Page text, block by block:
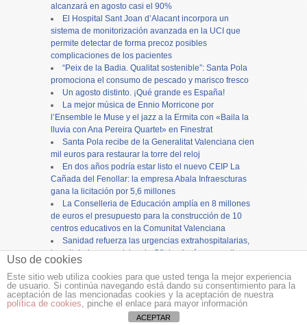
alcanzará en agosto casi el 90%
El Hospital Sant Joan d’Alacant incorpora un
sistema de monitorización avanzada en la UCI que
permite detectar de forma precoz posibles
complicaciones de los pacientes
“Peix de la Badia. Qualitat sostenible”: Santa Pola
promociona el consumo de pescado y marisco fresco
Un agosto distinto. ¡Qué grande es España!
La mejor música de Ennio Morricone por
l’Ensemble le Muse y el jazz a la Ermita con «Baila la
lluvia con Ana Pereira Quartet» en Finestrat
Santa Pola recibe de la Generalitat Valenciana cien
mil euros para restaurar la torre del reloj
En dos años podría estar listo el nuevo CEIP La
Cañada del Fenollar: la empresa Abala Infraescturas
gana la licitación por 5,6 millones
La Conselleria de Educación amplía en 8 millones
de euros el presupuesto para la construcción de 10
centros educativos en la Comunitat Valenciana
Sanidad refuerza las urgencias extrahospitalarias,
hospitalarias y servicios de Oftalmología con motivo
del eclipse solar
Copyright ©12tvy12endigital.es
Uso de cookies
Este sitio web utiliza cookies para que usted tenga la mejor experiencia
de usuario. Si continúa navegando está dando su consentimiento para la
aceptación de las mencionadas cookies y la aceptación de nuestra
política de cookies, pinche el enlace para mayor información
ACEPTAR